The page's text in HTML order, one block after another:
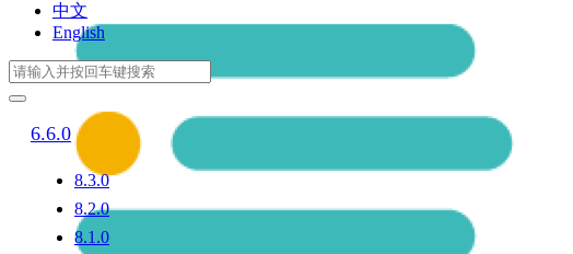
中文
English
6.6.0
8.3.0
8.2.0
8.1.0